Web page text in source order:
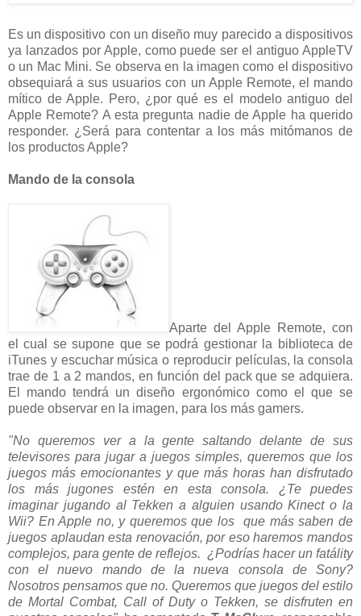
Es un dispositivo con un diseño muy parecido a dispositivos
ya lanzados por Apple, como puede ser el antiguo AppleTV
o un Mac Mini. Se observa en la imagen como el dispositivo
obsequiará a sus usuarios con un Apple Remote, el mando
mítico de Apple. Pero, ¿por qué es el modelo antiguo del
Apple Remote? A esta pregunta nadie de Apple ha querido
responder. ¿Será para contentar a los más mitómanos de
los productos Apple?
Mando de la consola
Aparte del Apple Remote, con
el cual se supone que se podrá gestionar la biblioteca de
iTunes y escuchar música o reproducir películas, la consola
trae de 1 a 2 mandos, en función del pack que se adquiera.
El mando tendrá un diseño ergonómico como el que se
puede observar en la imagen, para los más gamers.
"No queremos ver a la gente saltando delante de sus
televisores para jugar a juegos simples, queremos que los
juegos más emocionantes y que más horas han disfrutado
los más jugones estén en esta consola. ¿Te puedes
imaginar jugando al Tekken a alguien usando Kinect o la
Wii? En Apple no, y queremos que los que más saben de
juegos aplaudan esta renovación, por eso haremos mandos
complejos, para gente de reflejos. ¿Podrías hacer un fatálity
con el nuevo mando de la nueva consola de Sony?
Nosotros pensamos que no. Queremos que juegos del estilo
de Mortal Combat, Call of Duty o Tekken, se disfruten en